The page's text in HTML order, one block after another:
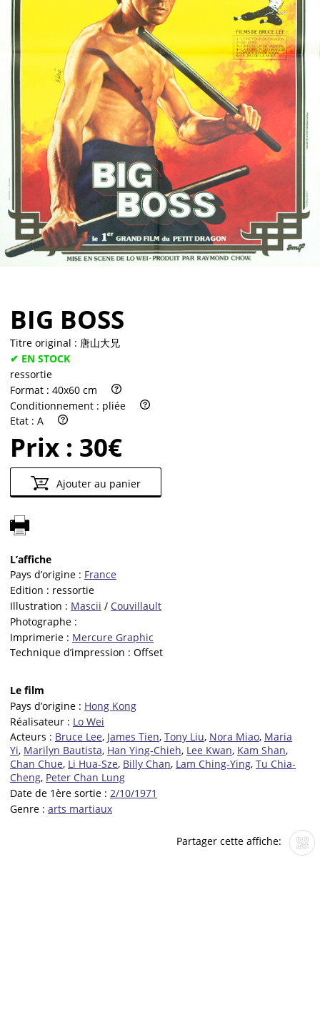
BIG BOSS
Titre original : 唐山大兄
✔ EN STOCK
ressortie
Format : 40x60 cm
Conditionnement : pliée
Etat : A
Prix : 30€
Ajouter au panier
L’affiche
Pays d’origine : France
Edition : ressortie
Illustration : Mascii / Couvillault
Photographe :
Imprimerie : Mercure Graphic
Technique d’impression : Offset
Le film
Pays d’origine : Hong Kong
Réalisateur : Lo Wei
Acteurs : Bruce Lee, James Tien, Tony Liu, Nora Miao, Maria
Yi, Marilyn Bautista, Han Ying-Chieh, Lee Kwan, Kam Shan,
Chan Chue, Li Hua-Sze, Billy Chan, Lam Ching-Ying, Tu Chia-
Cheng, Peter Chan Lung
Date de 1ère sortie : 2/10/1971
Genre : arts martiaux
Partager cette affiche: